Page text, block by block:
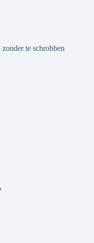
te schrobben